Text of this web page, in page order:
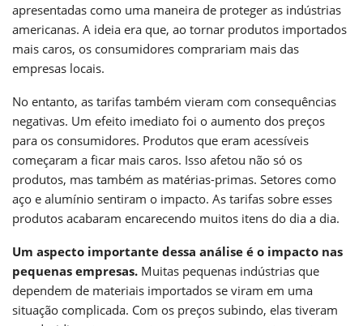
apresentadas como uma maneira de proteger as indústrias
americanas. A ideia era que, ao tornar produtos importados
mais caros, os consumidores comprariam mais das
empresas locais.
No entanto, as tarifas também vieram com consequências
negativas. Um efeito imediato foi o aumento dos preços
para os consumidores. Produtos que eram acessíveis
começaram a ficar mais caros. Isso afetou não só os
produtos, mas também as matérias-primas. Setores como
aço e alumínio sentiram o impacto. As tarifas sobre esses
produtos acabaram encarecendo muitos itens do dia a dia.
Um aspecto importante dessa análise é o impacto nas
pequenas empresas. Muitas pequenas indústrias que
dependem de materiais importados se viram em uma
situação complicada. Com os preços subindo, elas tiveram